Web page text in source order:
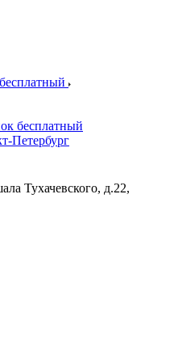
бесплатный
Петербург
Тухачевского, д.22,